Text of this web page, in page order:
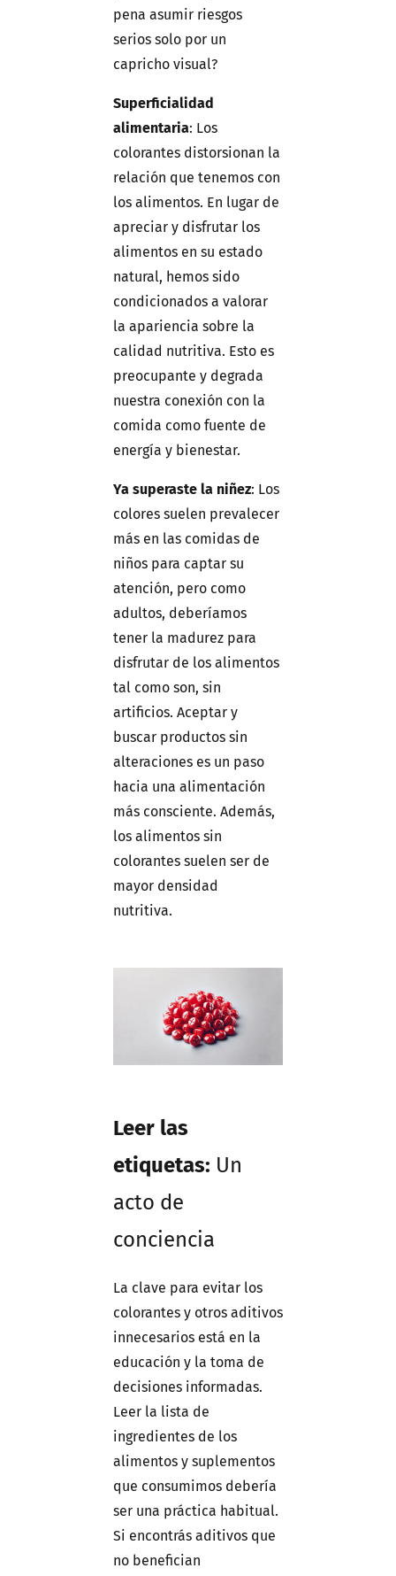
pena asumir riesgos
serios solo por un
capricho visual?
Superficialidad
alimentaria: Los
colorantes distorsionan la
relación que tenemos con
los alimentos. En lugar de
apreciar y disfrutar los
alimentos en su estado
natural, hemos sido
condicionados a valorar
la apariencia sobre la
calidad nutritiva. Esto es
preocupante y degrada
nuestra conexión con la
comida como fuente de
energía y bienestar.
Ya superaste la niñez: Los
colores suelen prevalecer
más en las comidas de
niños para captar su
atención, pero como
adultos, deberíamos
tener la madurez para
disfrutar de los alimentos
tal como son, sin
artificios. Aceptar y
buscar productos sin
alteraciones es un paso
hacia una alimentación
más consciente. Además,
los alimentos sin
colorantes suelen ser de
mayor densidad
nutritiva.
Leer las
etiquetas: Un
acto de
conciencia
La clave para evitar los
colorantes y otros aditivos
innecesarios está en la
educación y la toma de
decisiones informadas.
Leer la lista de
ingredientes de los
alimentos y suplementos
que consumimos debería
ser una práctica habitual.
Si encontrás aditivos que
no benefician